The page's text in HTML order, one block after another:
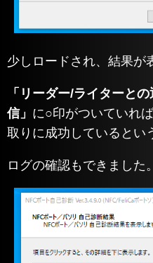
少しロードされ、結果が
「リーダー/ライターとの
信」 に○印がついていれ
取りに成功しているとい
ログの確認もできました。